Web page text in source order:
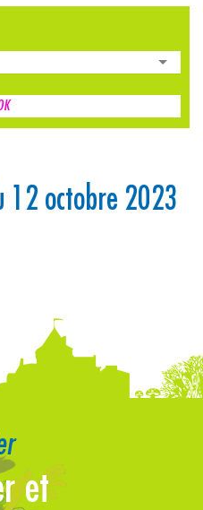
12 octobre 2023
et